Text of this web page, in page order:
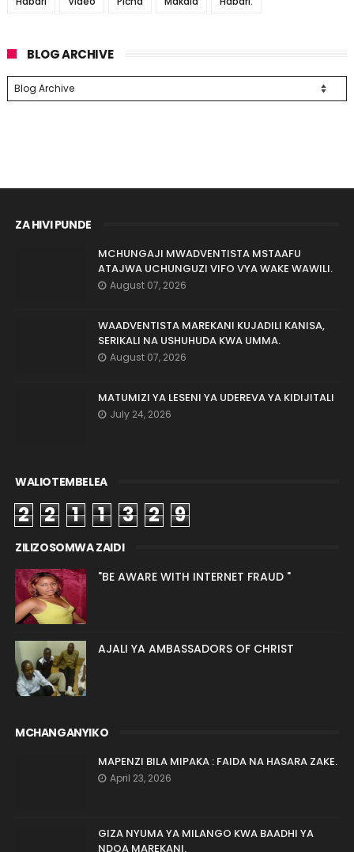
BLOG ARCHIVE
ZA HIVI PUNDE
MCHUNGAJI MWADVENTISTA MSTAAFU
ATAJWA UCHUNGUZI VIFO VYA WAKE WAWILI.
August 07, 2026
WAADVENTISTA MAREKANI KUJADILI KANISA,
SERIKALI NA USHUHUDA KWA UMMA.
August 07, 2026
MATUMIZI YA LESENI YA UDEREVA YA KIDIJITALI
July 24, 2026
WALIOTEMBELEA
2 2 1 1 3 2 9
ZILIZOSOMWA ZAIDI
"BE AWARE WITH INTERNET FRAUD "
AJALI YA AMBASSADORS OF CHRIST
MCHANGANYIKO
MAPENZI BILA MIPAKA : FAIDA NA HASARA ZAKE.
April 23, 2026
GIZA NYUMA YA MILANGO KWA BAADHI YA
NDOA MAREKANI.